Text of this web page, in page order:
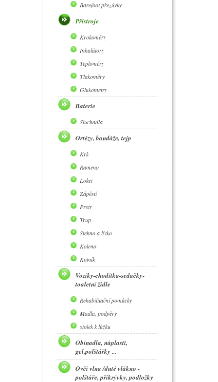
Barefoot přezůvky
Přístroje
Krokoměry
Inhalátory
Teploměry
Tlakoměry
Glukometry
Baterie
Sluchadla
Ortézy, bandáže, tejp
Krk
Rameno
Loket
Zápěstí
Prsty
Trup
Stehno a lýtko
Koleno
Kotník
Vozíky-chodítka-sedačky-
toaletní židle
Rehabilitační pomůcky
Madla, podpěry
stolek k lůžku
Obinadla, náplasti,
gel.polštářky ...
Ovčí vlna /duté vlákno -
polštáře, přikrývky, podložky